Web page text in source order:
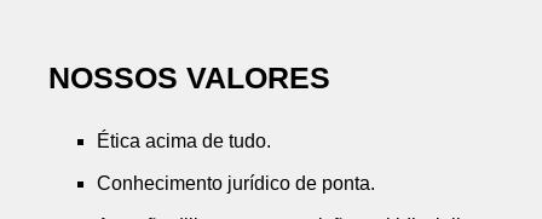
NOSSOS VALORES
Ética acima de tudo.
Conhecimento jurídico de ponta.